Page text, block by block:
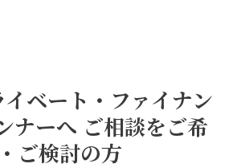
ベート・ファイナン
ナーへ ご相談をご希
ご検討の方